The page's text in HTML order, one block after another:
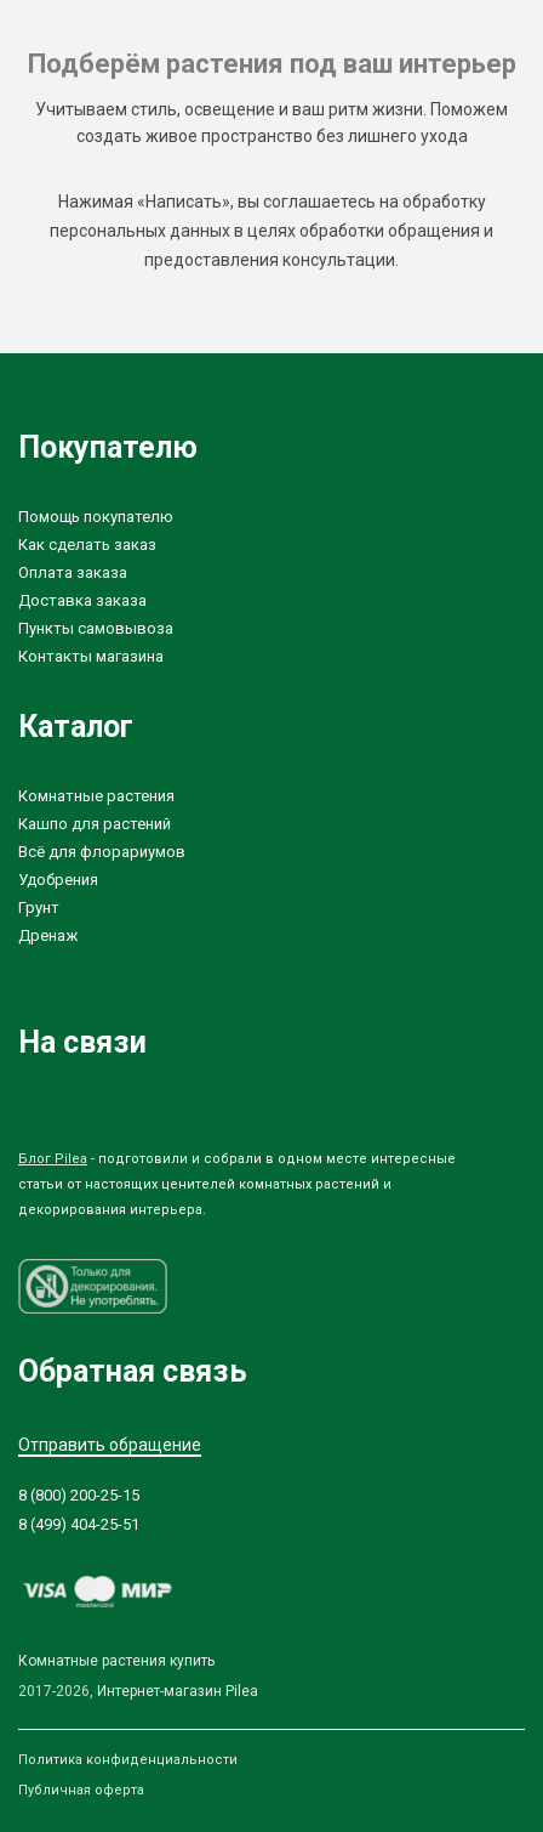
Подберём растения под ваш интерьер
Учитываем стиль, освещение и ваш ритм жизни. Поможем
создать живое пространство без лишнего ухода
Нажимая «Написать», вы соглашаетесь на обработку
персональных данных в целях обработки обращения и
предоставления консультации.
Покупателю
Помощь покупателю
Как сделать заказ
Оплата заказа
Доставка заказа
Пункты самовывоза
Контакты магазина
Каталог
Комнатные растения
Кашпо для растений
Всё для флорариумов
Удобрения
Грунт
Дренаж
На связи
Блог Pilea - подготовили и собрали в одном месте интересные
статьи от настоящих ценителей комнатных растений и
декорирования интерьера.
Обратная связь
Отправить обращение
8 (800) 200-25-15
8 (499) 404-25-51
Комнатные растения купить
2017-2026, Интернет-магазин Pilea
Политика конфиденциальности
Публичная оферта